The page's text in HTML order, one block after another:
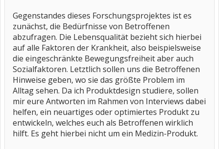
Gegenstandes dieses Forschungsprojektes ist es
zunächst, die Bedürfnisse von Betroffenen
abzufragen. Die Lebensqualität bezieht sich hierbei
auf alle Faktoren der Krankheit, also beispielsweise
die eingeschränkte Bewegungsfreiheit aber auch
Sozialfaktoren. Letztlich sollen uns die Betroffenen
Hinweise geben, wo sie das größte Problem im
Alltag sehen. Da ich Produktdesign studiere, sollen
mir eure Antworten im Rahmen von Interviews dabei
helfen, ein neuartiges oder optimiertes Produkt zu
entwickeln, welches euch als Betroffenen wirklich
hilft. Es geht hierbei nicht um ein Medizin-Produkt.